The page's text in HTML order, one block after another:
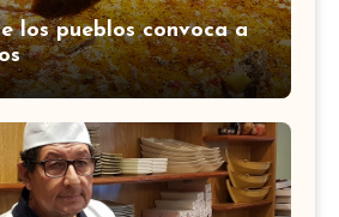
los pueblos convoca a